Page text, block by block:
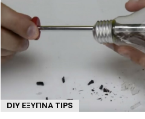
DIY ΈΞΥΠΝΑ TIPS